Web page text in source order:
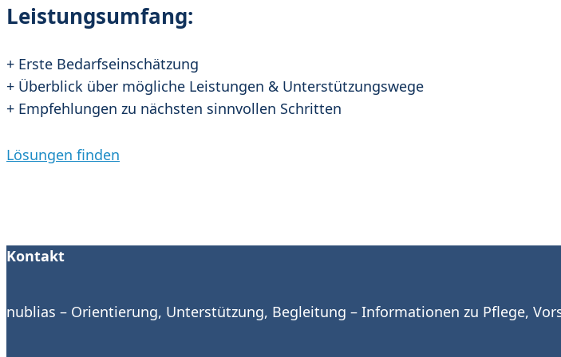
Leistungsumfang:
+ Erste Bedarfseinschätzung
+ Überblick über mögliche Leistungen & Unterstützungswege
+ Empfehlungen zu nächsten sinnvollen Schritten
Lösungen finden
Kontakt
nublias – Orientierung, Unterstützung, Begleitung – Informationen zu Pflege,